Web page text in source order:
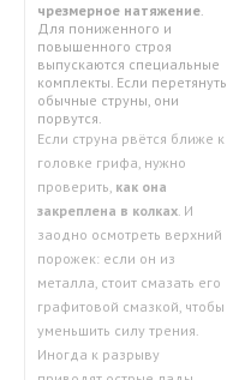
чрезмерное натяжение.
Для пониженного и
повышенного строя
выпускаются специальные
комплекты. Если перетянуть
обычные струны, они
порвутся.
Если струна рвётся ближе к
головке грифа, нужно
проверить, как она
закреплена в колках. И
заодно осмотреть верхний
порожек: если он из
металла, стоит смазать его
графитовой смазкой, чтобы
уменьшить силу трения.
Иногда к разрыву